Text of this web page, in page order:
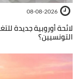
08-08-2026
لائحة أوروبية جديدة
التونسيين؟